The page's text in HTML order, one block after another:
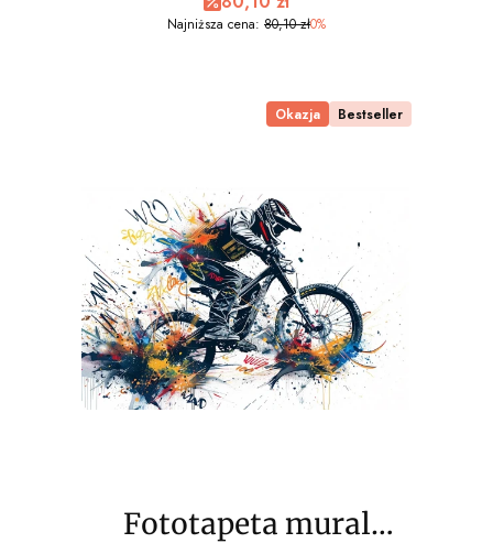
wz9 - NA WYMIAR
Najniższa cena: 80,10 zł0%
Okazja Bestseller
Fototapeta mural